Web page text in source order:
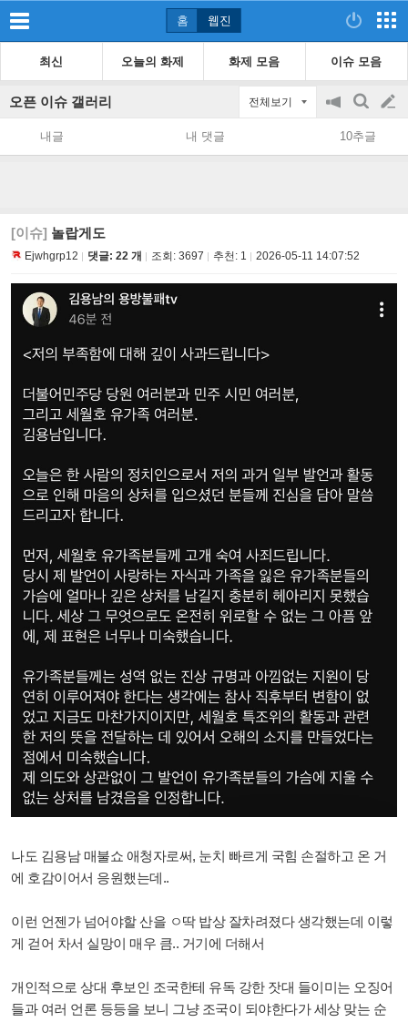
홈 웹진
최신 오늘의 화제 화제 모음 이슈 모음
오픈 이슈 갤러리 전체보기
공
지
on/off
검
색
글
쓰
내글 내 댓글 10추글
[이슈] 놀랍게도
Ejwhgrp12 댓글: 22 개 조회: 3697 추천: 1 2026-05-11 14:07:52
나도 김용남 매불쇼 애청자로써, 눈치 빠르게 국힘 손절하고 온 거
에 호감이어서 응원했는데..
이런 언젠가 넘어야할 산을 ㅇ딱 밥상 잘차려졌다 생각했는데 이렇
게 걷어 차서 실망이 매우 큼.. 거기에 더해서
개인적으로 상대 후보인 조국한테 유독 강한 잣대 들이미는 오징어
들과 여러 언론 등등을 보니 그냥 조국이 되야한다가 세상 맞는 순